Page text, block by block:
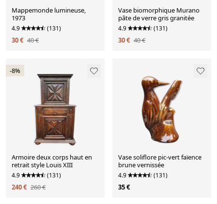
Mappemonde lumineuse,
1973
4.9 (131)
30 € 40 €
Vase biomorphique Murano
pâte de verre gris granitée
4.9 (131)
30 € 40 €
-8%
Armoire deux corps haut en
retrait style Louis XIII
4.9 (131)
240 € 260 €
Vase soliflore pic-vert faïence
brune vernissée
4.9 (131)
35 €